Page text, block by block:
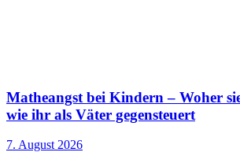
Matheangst bei Kindern – Woher
wie ihr als Väter gegensteuert
7. August 2026